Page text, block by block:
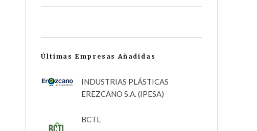
Últimas Empresas Añadidas
INDUSTRIAS PLÁSTICAS
EREZCANO S.A. (IPESA)
BCTL